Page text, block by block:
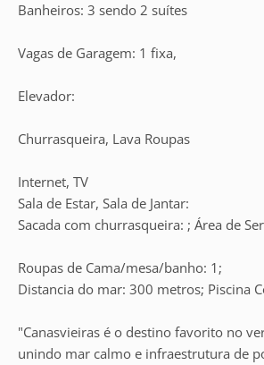
Banheiros: 3 sendo 2 suítes
Vagas de Garagem: 1 fixa,
Elevador:
Churrasqueira, Lava Roupas
Internet, TV
Sala de Estar, Sala de Jantar:
Sacada com churrasqueira: ; Área de
Roupas de Cama/mesa/banho: 1;
Distancia do mar: 300 metros; Piscina
"Canasvieiras é o destino favorito no
unindo mar calmo e infraestrutura de